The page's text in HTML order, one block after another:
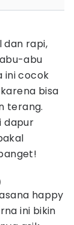
dan rapi,
abu
ini cocok
bisa
terang.
dapur
happy
ini bikin